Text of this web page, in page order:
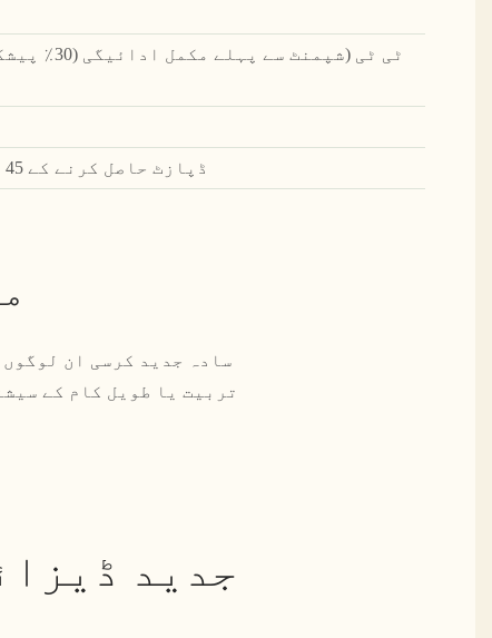
ٹی ٹی
ڈپازٹ حاصل کرنے کے 45 دن بعد، نمونے دستیاب ہیں۔
سادہ جدید کرسی ان
جدید